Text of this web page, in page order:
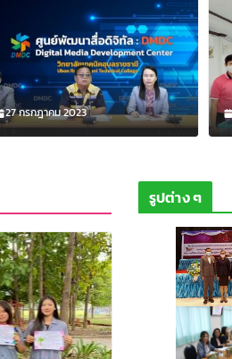
ผลงานนักศึกษา สำรวจแ
บูรณาการงานสวนพฤกษศ
วิทยาศาสตร์ ชก.3/1-2
24 กันยายน 2025 utc_botanical
27 กรกฎาคม 2023
รูปต่าง ๆ